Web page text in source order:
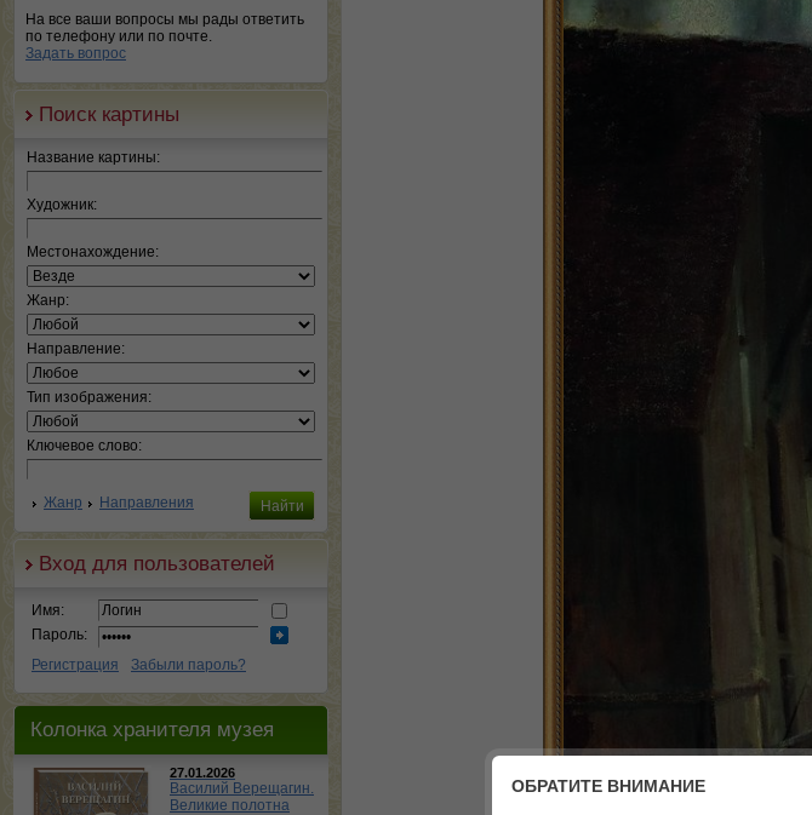
На все ваши вопросы мы рады ответить
по телефону или по почте.
Задать вопрос
Поиск картины
Название картины:
Художник:
Местонахождение:
Жанр:
Направление:
Тип изображения:
Ключевое слово:
Жанр Направления
Вход для пользователей
Имя:
Пароль:
Регистрация
Забыли пароль?
Колонка хранителя музея
27.01.2026
Василий Верещагин.
Великие полотна
ОБРАТИТЕ ВНИМАНИЕ